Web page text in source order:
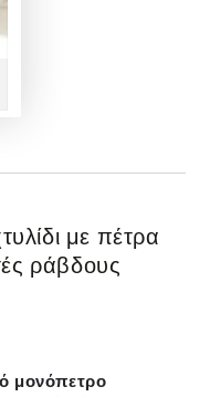
με πέτρα
ράβδους
μονόπετρο